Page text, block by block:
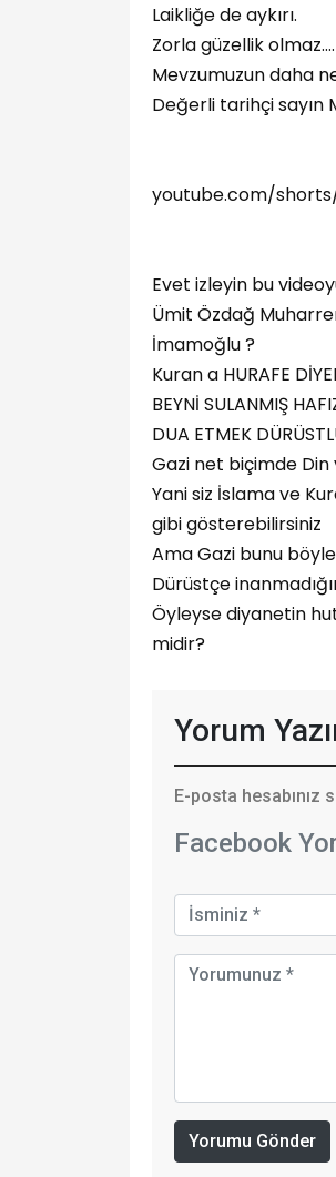
Laikliğe de aykırı.
Zorla güzellik olmaz….
Mevzumuzun daha
Değerli tarihçi sayın
youtube.com/
Evet izleyin bu
Ümit Özdağ
İmamoğlu ?
Kuran a HURAFE
BEYNİ SULANMIŞ
DUA ETMEK
Gazi net biçimde Din
Yani siz İslama ve
gibi gösterebilirsiniz
Ama Gazi bunu
Dürüstçe
Öyleyse diyanetin
midir?
Yorum
E-posta hesabınız
Facebook
Yorumu Gönder